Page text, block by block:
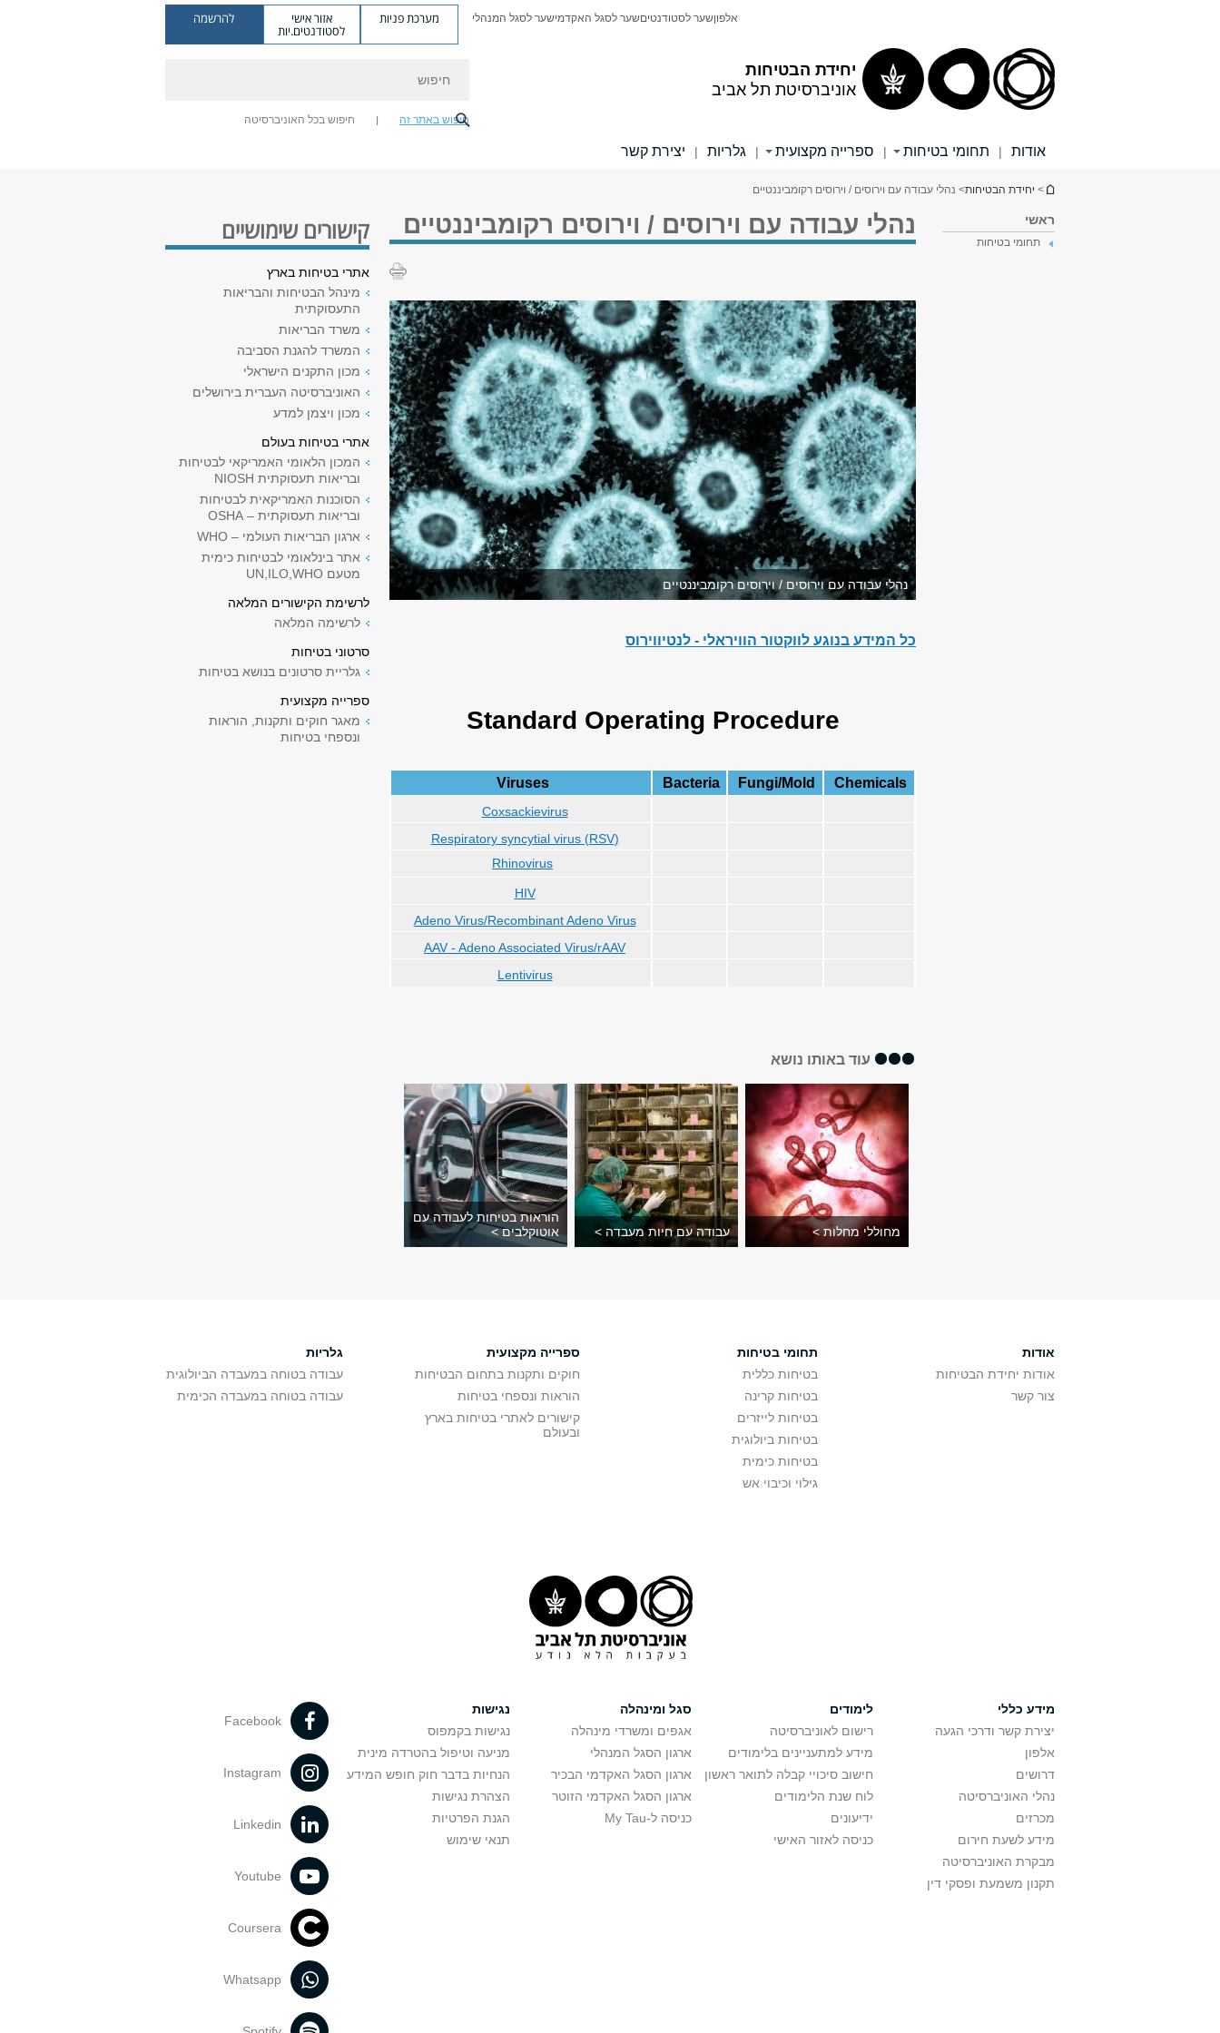
יחידת הבטיחות
אוניברסיטת תל אביב
אלפוןשער לסטודנטיםשער לסגל האקדמישער לסגל המנהלי מערכת פניות אזור אישי
לסטודנטים.יות
להרשמה
חיפוש באתר זה חיפוש בכל האוניברסיטה
אודות | תחומי בטיחות | ספרייה מקצועית | גלריות | יצירת קשר
הינך נמצא כאן
> יחידת הבטיחות> נהלי עבודה עם וירוסים / וירוסים רקומביננטיים
ראשי
תחומי בטיחות
נהלי עבודה עם וירוסים / וירוסים רקומביננטיים
נהלי עבודה עם וירוסים / וירוסים רקומביננטיים
כל המידע בנוגע לווקטור הוויראלי - לנטיווירוס
Standard Operating Procedure
Chemicals
Fungi/Mold
Bacteria
Viruses
Coxsackievirus
(Respiratory syncytial virus (RSV
Rhinovirus
HIV
Adeno Virus/Recombinant Adeno Virus
AAV - Adeno Associated Virus/rAAV
Lentivirus
עוד באותו נושא
מחוללי מחלות > עבודה עם חיות מעבדה >
הוראות בטיחות לעבודה עם
אוטוקלבים >
קישורים שימושיים
אתרי בטיחות בארץ
מינהל הבטיחות והבריאות
התעסוקתית
משרד הבריאות
המשרד להגנת הסביבה
מכון התקנים הישראלי
האוניברסיטה העברית בירושלים
מכון ויצמן למדע
אתרי בטיחות בעולם
המכון הלאומי האמריקאי לבטיחות
ובריאות תעסוקתית NIOSH
הסוכנות האמריקאית לבטיחות
ובריאות תעסוקתית – OSHA
ארגון הבריאות העולמי – WHO
אתר בינלאומי לבטיחות כימית
מטעם UN,ILO,WHO
לרשימת הקישורים המלאה
לרשימה המלאה
סרטוני בטיחות
גלריית סרטונים בנושא בטיחות
ספרייה מקצועית
מאגר חוקים ותקנות, הוראות
ונספחי בטיחות
אודות
אודות יחידת הבטיחות
צור קשר
תחומי בטיחות
בטיחות כללית
בטיחות קרינה
בטיחות לייזרים
בטיחות ביולוגית
בטיחות כימית
גילוי וכיבוי אש
ספרייה מקצועית
חוקים ותקנות בתחום הבטיחות
הוראות ונספחי בטיחות
קישורים לאתרי בטיחות בארץ
ובעולם
גלריות
עבודה בטוחה במעבדה הביולוגית
עבודה בטוחה במעבדה הכימית
מידע כללי
יצירת קשר ודרכי הגעה
אלפון
דרושים
נהלי האוניברסיטה
מכרזים
מידע לשעת חירום
מבקרת האוניברסיטה
תקנון משמעת ופסקי דין
לימודים
רישום לאוניברסיטה
מידע למתעניינים בלימודים
חישוב סיכויי קבלה לתואר ראשון
לוח שנת הלימודים
ידיעונים
כניסה לאזור האישי
סגל ומינהלה
אגפים ומשרדי מינהלה
ארגון הסגל המנהלי
ארגון הסגל האקדמי הבכיר
ארגון הסגל האקדמי הזוטר
כניסה ל-My Tau
נגישות
נגישות בקמפוס
מניעה וטיפול בהטרדה מינית
הנחיות בדבר חוק חופש המידע
הצהרת נגישות
הגנת הפרטיות
תנאי שימוש
Facebook
Instagram
Linkedin
Youtube
Coursera
Whatsapp